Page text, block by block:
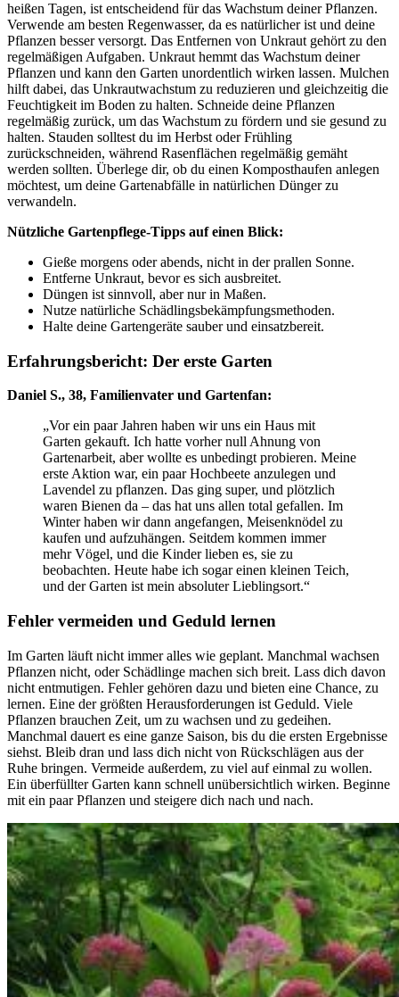
heißen Tagen, ist entscheidend für das Wachstum deiner Pflanzen.
Verwende am besten Regenwasser, da es natürlicher ist und deine
Pflanzen besser versorgt. Das Entfernen von Unkraut gehört zu den
regelmäßigen Aufgaben. Unkraut hemmt das Wachstum deiner
Pflanzen und kann den Garten unordentlich wirken lassen. Mulchen
hilft dabei, das Unkrautwachstum zu reduzieren und gleichzeitig die
Feuchtigkeit im Boden zu halten. Schneide deine Pflanzen
regelmäßig zurück, um das Wachstum zu fördern und sie gesund zu
halten. Stauden solltest du im Herbst oder Frühling
zurückschneiden, während Rasenflächen regelmäßig gemäht
werden sollten. Überlege dir, ob du einen Komposthaufen anlegen
möchtest, um deine Gartenabfälle in natürlichen Dünger zu
verwandeln.
Nützliche Gartenpflege-Tipps auf einen Blick:
Gieße morgens oder abends, nicht in der prallen Sonne.
Entferne Unkraut, bevor es sich ausbreitet.
Düngen ist sinnvoll, aber nur in Maßen.
Nutze natürliche Schädlingsbekämpfungsmethoden.
Halte deine Gartengeräte sauber und einsatzbereit.
Erfahrungsbericht: Der erste Garten
Daniel S., 38, Familienvater und Gartenfan:
„Vor ein paar Jahren haben wir uns ein Haus mit
Garten gekauft. Ich hatte vorher null Ahnung von
Gartenarbeit, aber wollte es unbedingt probieren. Meine
erste Aktion war, ein paar Hochbeete anzulegen und
Lavendel zu pflanzen. Das ging super, und plötzlich
waren Bienen da – das hat uns allen total gefallen. Im
Winter haben wir dann angefangen, Meisenknödel zu
kaufen und aufzuhängen. Seitdem kommen immer
mehr Vögel, und die Kinder lieben es, sie zu
beobachten. Heute habe ich sogar einen kleinen Teich,
und der Garten ist mein absoluter Lieblingsort.“
Fehler vermeiden und Geduld lernen
Im Garten läuft nicht immer alles wie geplant. Manchmal wachsen
Pflanzen nicht, oder Schädlinge machen sich breit. Lass dich davon
nicht entmutigen. Fehler gehören dazu und bieten eine Chance, zu
lernen. Eine der größten Herausforderungen ist Geduld. Viele
Pflanzen brauchen Zeit, um zu wachsen und zu gedeihen.
Manchmal dauert es eine ganze Saison, bis du die ersten Ergebnisse
siehst. Bleib dran und lass dich nicht von Rückschlägen aus der
Ruhe bringen. Vermeide außerdem, zu viel auf einmal zu wollen.
Ein überfüllter Garten kann schnell unübersichtlich wirken. Beginne
mit ein paar Pflanzen und steigere dich nach und nach.